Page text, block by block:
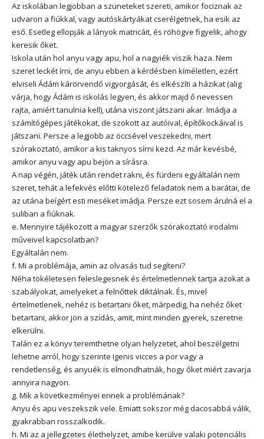
Az iskolában legjobban a szüneteket szereti, amikor fociznak az
udvaron a fiúkkal, vagy autóskártyákat cserélgetnek, ha esik az
eső. Esetleg ellopják a lányok matricáit, és röhögve figyelik, ahogy
keresik őket.
Iskola után hol anyu vagy apu, hol a nagyiék viszik haza. Nem
szeret leckét írni, de anyu ebben a kérdésben kíméletlen, ezért
elviseli Ádám kárörvendő vigyorgását, és elkészíti a házikat (alig
várja, hogy Ádám is iskolás legyen, és akkor majd ő nevessen
rajta, amiért tanulnia kell), utána viszont játszani akar. Imádja a
számítógépes játékokat, de szokott az autóival, építőkockáival is
játszani. Persze a legjobb az öccsével veszekedni, mert
szórakoztató, amikor a kis taknyos sírni kezd. Az már kevésbé,
amikor anyu vagy apu bejön a sírásra.
A nap végén, játék után rendet rakni, és fürdeni egyáltalán nem
szeret, tehát a lefekvés előtti kötelező feladatok nem a barátai, de
az utána beígért esti meséket imádja. Persze ezt sosem árulná el a
suliban a fiúknak.
e. Mennyire tájékozott a magyar szerzők szórakoztató irodalmi
műveivel kapcsolatban?
Egyáltalán nem.
f. Mi a problémája, amin az olvasás tud segíteni?
Néha tökéletesen feleslegesnek és értelmetlennek tartja azokat a
szabályokat, amelyeket a felnőttek diktálnak. És, mivel
értelmetlenek, nehéz is betartani őket, márpedig, ha nehéz őket
betartani, akkor jön a szídás, amit, mint minden gyerek, szeretne
elkerülni.
Talán ez a könyv teremthetne olyan helyzetet, ahol beszélgetni
lehetne arról, hogy szerinte igenis vicces a por vagy a
rendetlenség, és anyuék is elmondhatnák, hogy őket miért zavarja
annyira nagyon.
g. Mik a következményei ennek a problémának?
Anyu és apu veszekszik vele. Emiatt sokszor még dacosabbá válik,
gyakrabban rosszalkodik.
h. Mi az a jellegzetes élethelyzet, amibe kerülve valaki potenciális